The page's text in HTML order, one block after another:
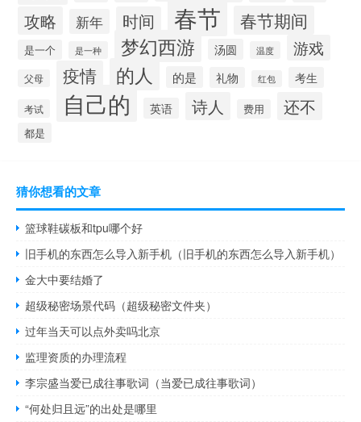
攻略 新年 时间 春节 春节期间
是一个 是一种 梦幻西游 汤圆 温度 游戏
父母 疫情 的人 的是 礼物 红包 考生
考试 自己的 英语 诗人 费用 还不
都是
猜你想看的文章
篮球鞋碳板和tpu哪个好
旧手机的东西怎么导入新手机（旧手机的东西怎么导入新手机）
金大中要结婚了
超级秘密场景代码（超级秘密文件夹）
过年当天可以点外卖吗北京
监理资质的办理流程
李宗盛当爱已成往事歌词（当爱已成往事歌词）
“何处归且远”的出处是哪里